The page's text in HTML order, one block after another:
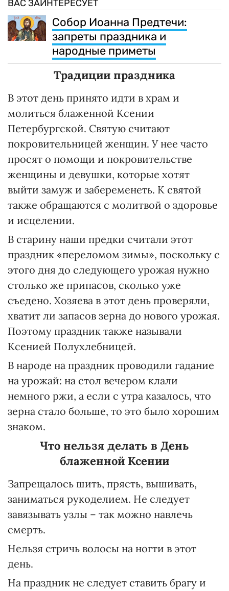
ВАС ЗАИНТЕРЕСУЕТ
Собор Иоанна Предтечи:
запреты праздника и
народные приметы
Традиции праздника
В этот день принято идти в храм и
молиться блаженной Ксении
Петербургской. Святую считают
покровительницей женщин. У нее часто
просят о помощи и покровительстве
женщины и девушки, которые хотят
выйти замуж и забеременеть. К святой
также обращаются с молитвой о здоровье
и исцелении.
В старину наши предки считали этот
праздник «переломом зимы», поскольку с
этого дня до следующего урожая нужно
столько же припасов, сколько уже
съедено. Хозяева в этот день проверяли,
хватит ли запасов зерна до нового урожая.
Поэтому праздник также называли
Ксенией Полухлебницей.
В народе на праздник проводили гадание
на урожай: на стол вечером клали
немного ржи, а если с утра казалось, что
зерна стало больше, то это было хорошим
знаком.
Что нельзя делать в День
блаженной Ксении
Запрещалось шить, прясть, вышивать,
заниматься рукоделием. Не следует
завязывать узлы – так можно навлечь
смерть.
Нельзя стричь волосы на ногти в этот
день.
На праздник не следует ставить брагу и